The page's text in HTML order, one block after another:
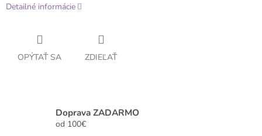
Detailné informácie
OPÝTAŤ SA ZDIEĽAŤ
Doprava ZADARMO
od 100€